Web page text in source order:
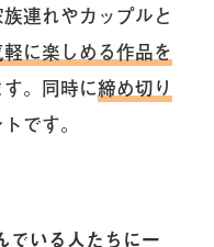
連れやカップルと
に楽しめる作品を
。同時に締め切り
です。
いる人たちに一